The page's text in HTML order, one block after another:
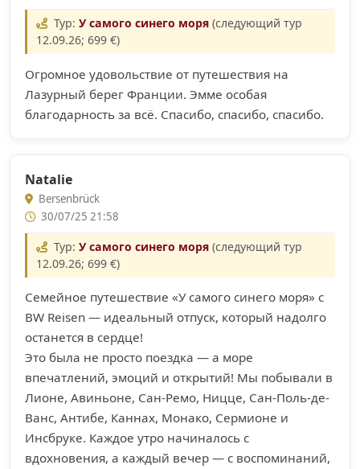
Тур: У самого синего моря(следующий тур
12.09.26; 699 €)
Огромное удовольствие от путешествия на
Лазурный берег Франции. Эмме особая
благодарность за всё. Спасибо, спасибо, спасибо.
Natalie
Bersenbrück
30/07/25 21:58
Тур: У самого синего моря(следующий тур
12.09.26; 699 €)
Семейное путешествие «У самого синего моря» с
BW Reisen — идеальный отпуск, который надолго
останется в сердце!
Это была не просто поездка — а море
впечатлений, эмоций и открытий! Мы побывали в
Лионе, Авиньоне, Сан-Ремо, Ницце, Сан-Поль-де-
Ванс, Антибе, Каннах, Монако, Сермионе и
Инсбруке. Каждое утро начиналось с
вдохновения, а каждый вечер — с воспоминаний,